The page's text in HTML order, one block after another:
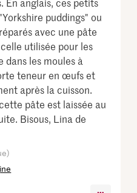
puddings" ou
avec une pâte
utilisée pour les
dans les moules à
teneur en œufs et
après la cuisson.
pâte est laissée au
Bisous, Lina de